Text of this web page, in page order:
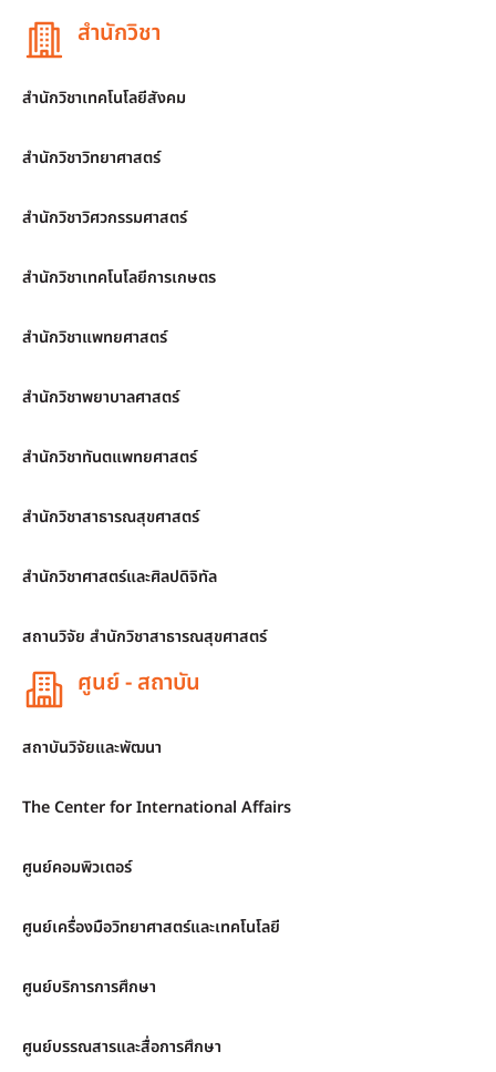
สำนักวิชา
สำนักวิชาเทคโนโลยีสังคม
สำนักวิชาวิทยาศาสตร์
สำนักวิชาวิศวกรรมศาสตร์
สำนักวิชาเทคโนโลยีการเกษตร
สำนักวิชาแพทยศาสตร์
สำนักวิชาพยาบาลศาสตร์
สำนักวิชาทันตแพทยศาสตร์
สำนักวิชาสาธารณสุขศาสตร์
สำนักวิชาศาสตร์และศิลปดิจิทัล
สถานวิจัย สำนักวิชาสาธารณสุขศาสตร์
ศูนย์ - สถาบัน
สถาบันวิจัยและพัฒนา
The Center for International Affairs
ศูนย์คอมพิวเตอร์
ศูนย์เครื่องมือวิทยาศาสตร์และเทคโนโลยี
ศูนย์บริการการศึกษา
ศูนย์บรรณสารและสื่อการศึกษา